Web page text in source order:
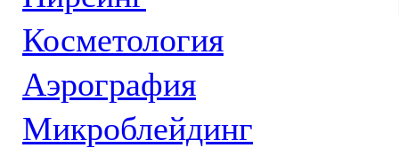
Косметология
Аэрография
Микроблейдинг